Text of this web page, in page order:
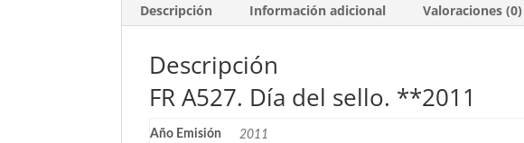
Descripción Información adicional Valoraciones (0)
Descripción
FR A527. Día del sello. **2011
Año Emisión 2011